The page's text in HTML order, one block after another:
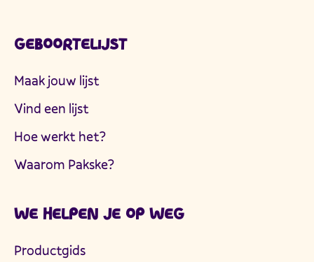
GEBOORTELIJST
Maak jouw lijst
Vind een lijst
Hoe werkt het?
Waarom Pakske?
WE HELPEN JE OP WEG
Productgids